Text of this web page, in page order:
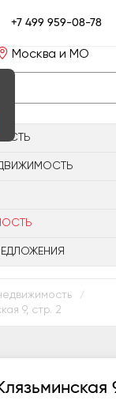
+7 499 959-08-78
Москва и МО
/
9, стр. 2